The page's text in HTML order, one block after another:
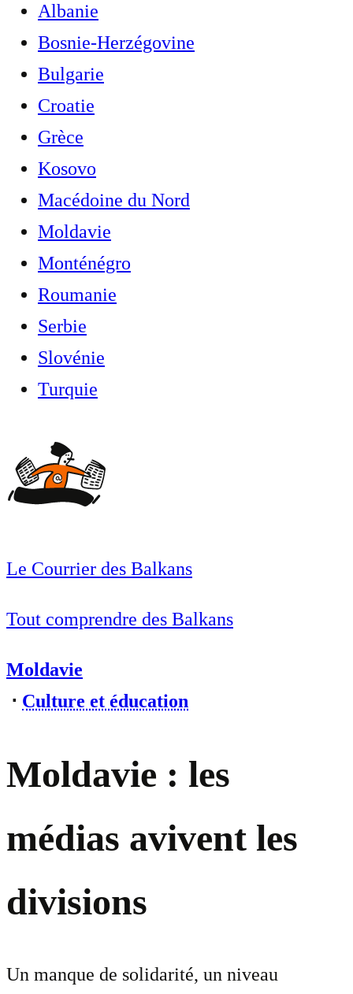
Albanie
Bosnie-Herzégovine
Bulgarie
Croatie
Grèce
Kosovo
Macédoine du Nord
Moldavie
Monténégro
Roumanie
Serbie
Slovénie
Turquie
Le Courrier des Balkans
Tout comprendre des Balkans
Moldavie
⋅ Culture et éducation
Moldavie : les
médias avivent les
divisions
Un manque de solidarité, un niveau